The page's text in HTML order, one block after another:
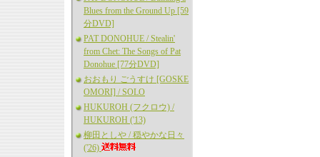
Blues from the Ground Up [59
分DVD]
PAT DONOHUE / Stealin'
from Chet: The Songs of Pat
Donohue [77分DVD]
おおもり ごうすけ [GOSKE
OMORI] / SOLO
HUKUROH (フクロウ) /
HUKUROH ('13)
柳田としや / 穏やかな日々
('26)